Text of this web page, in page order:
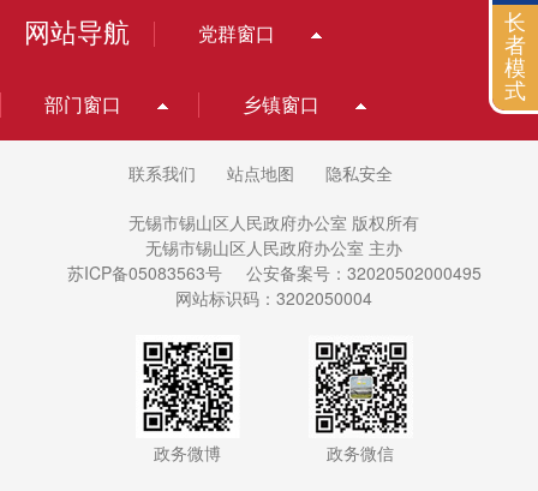
网站导航 党群窗口
部门窗口 乡镇窗口
联系我们 站点地图 隐私安全
无锡市锡山区人民政府办公室 版权所有
无锡市锡山区人民政府办公室 主办
苏ICP备05083563号
公安备案号：32020502000495
网站标识码：3202050004
政务微博 政务微信
长
者
模
式